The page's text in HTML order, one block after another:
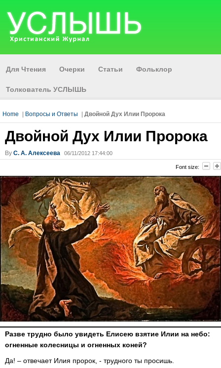
Для Чтения Очерки Статьи Фольклор
Толкователь УСЛЫШЬ
Home Вопросы и Ответы Двойной Дух Илии Пророка
Двойной Дух Илии Пророка
By С. А. Алексеева 06/11/2012 17:44:00
Font size:
Разве трудно было увидеть Елисею взятие Илии на небо:
огненные колесницы и огненных коней?
Да! – отвечает Илия пророк, - трудного ты просишь.